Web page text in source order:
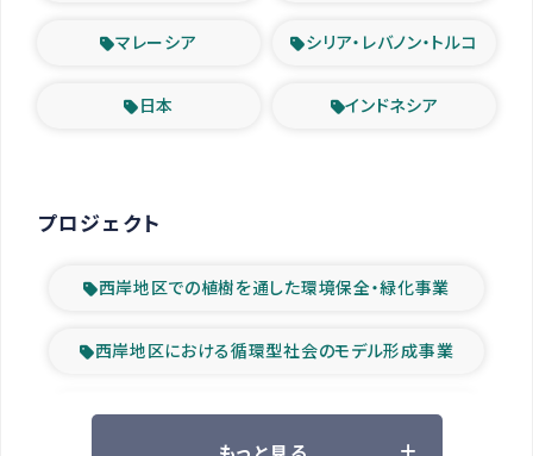
マレーシア シリア・レバノン・トルコ
日本 インドネシア
プロジェクト
西岸地区での植樹を通した環境保全・緑化事業
西岸地区における循環型社会のモデル形成事業
ツアー参加者の声